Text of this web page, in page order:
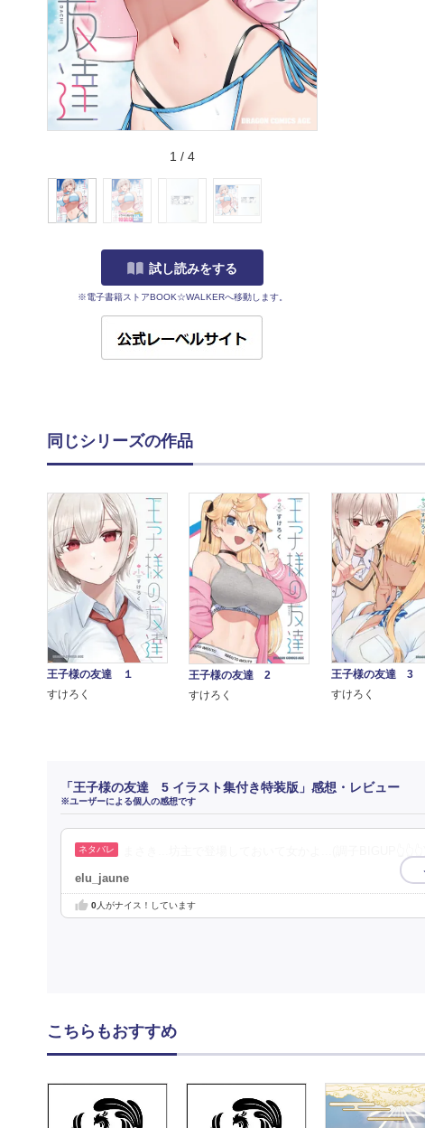
1 / 4
試し読みをする
※電子書籍ストアBOOK☆WALKERへ移動します。
同じシリーズの作品
王子様の友達 １
すけろく
王子様の友達 2
すけろく
王子様の友達 3
すけろく
「王子様の友達 5 イラスト集付き特装版」感想・レビュー
※ユーザーによる個人の感想です
elu_jaune
0人がナイス！しています
こちらもおすすめ